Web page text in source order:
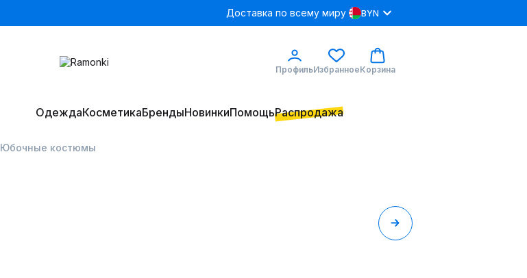
Доставка по всему миру BYN
ПрофильИзбранноеКорзина
ОдеждаКосметикаБрендыНовинкиПомощьРаспродажа
Юбочные костюмы